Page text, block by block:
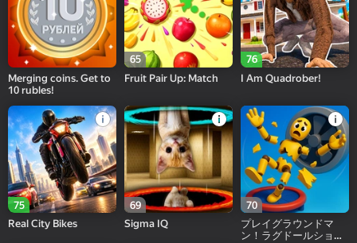
Merging coins. Get to
10 rubles!
65
Fruit Pair Up: Match
76
I Am Quadrober!
75
Real City Bikes
69
Sigma IQ
70
プレイグラウンドマ
ン！ラグドールショ